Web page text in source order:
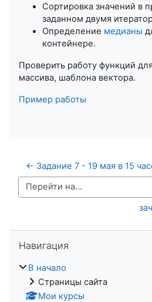
Сортировка значений в
заданном двумя
Определение медианы
контейнере.
Проверить работу функций
массива, шаблона вектора.
Пример работы
← Задание 7 - 19 мая в 15
Перейти на...
Навигация
В начало
Страницы сайта
Мои курсы